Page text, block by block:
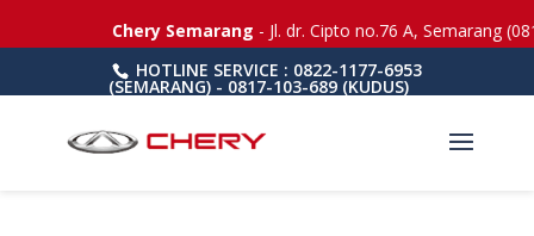
HOTLINE SERVICE : 0822-1177-6953
(SEMARANG) - 0817-103-689 (KUDUS)
Chery Semarang- Jl. dr. Cipto no.76 A, Semarang